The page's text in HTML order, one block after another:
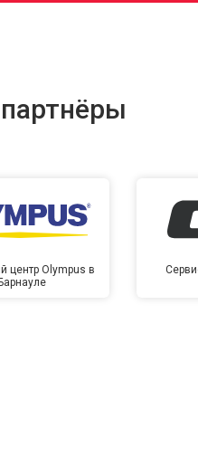
центр Olympus в